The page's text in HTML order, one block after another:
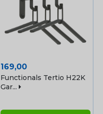
Prijs
169,00
Functionals Tertio H22K
Gar...